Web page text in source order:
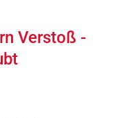
Verstoß -